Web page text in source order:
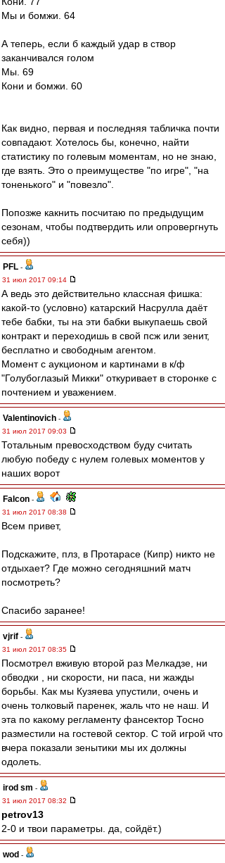
Мы и бомжи. 64
А теперь, если б каждый удар в створ
заканчивался голом
Мы. 69
Кони и бомжи. 60
Как видно, первая и последняя табличка почти
совпадают. Хотелось бы, конечно, найти
статистику по голевым моментам, но не знаю,
где взять. Это о преимуществе "по игре", "на
тоненького" и "повезло".
Попозже какнить посчитаю по предыдущим
сезонам, чтобы подтвердить или опровергнуть
себя))
PFL -
31 июл 2017 09:14
А ведь это действительно классная фишка:
какой-то (условно) катарский Насрулла даёт
тебе бабки, ты на эти бабки выкупаешь свой
контракт и переходишь в свой псж или зенит,
бесплатно и свободным агентом.
Момент с аукционом и картинами в к/ф
"Голубоглазый Микки" откуривает в сторонке с
почтением и уважением.
Valentinovich -
31 июл 2017 09:03
Тотальным превосходством буду считать
любую победу с нулем голевых моментов у
наших ворот
Falcon -
31 июл 2017 08:38
Всем привет,
Подскажите, плз, в Протарасе (Кипр) никто не
отдыхает? Где можно сегодняшний матч
посмотреть?
Спасибо заранее!
vjrif -
31 июл 2017 08:35
Посмотрел вживую второй раз Мелкадзе, ни
обводки , ни скорости, ни паса, ни жажды
борьбы. Как мы Кузяева упустили, очень и
очень толковый паренек, жаль что не наш. И
эта по какому регламенту фансектор Тосно
разместили на гостевой сектор. С той игрой что
вчера показали зенытики мы их должны
одолеть.
irod sm -
31 июл 2017 08:32
petrov13
2-0 и твои параметры. да, сойдёт.)
wod -